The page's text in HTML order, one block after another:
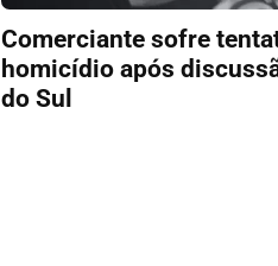
Comerciante sofre
homicídio após
do Sul